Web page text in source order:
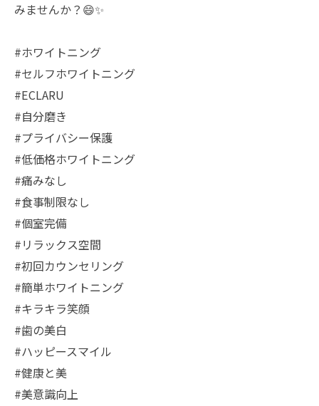
みませんか？😄✨
#ホワイトニング
#セルフホワイトニング
#ECLARU
#自分磨き
#プライバシー保護
#低価格ホワイトニング
#痛みなし
#食事制限なし
#個室完備
#リラックス空間
#初回カウンセリング
#簡単ホワイトニング
#キラキラ笑顔
#歯の美白
#ハッピースマイル
#健康と美
#美意識向上